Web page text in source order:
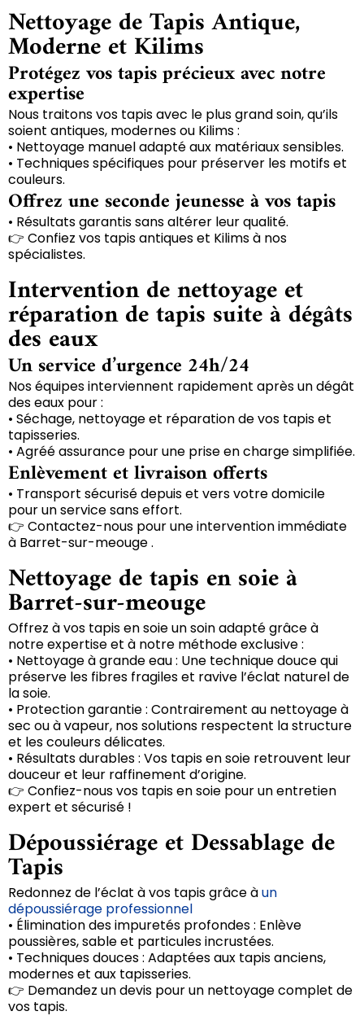
Nettoyage de Tapis Antique,
Moderne et Kilims
Protégez vos tapis précieux avec notre
expertise
Nous traitons vos tapis avec le plus grand soin, qu’ils
soient antiques, modernes ou Kilims :
• Nettoyage manuel adapté aux matériaux sensibles.
• Techniques spécifiques pour préserver les motifs et
couleurs.
Offrez une seconde jeunesse à vos tapis
• Résultats garantis sans altérer leur qualité.
👉 Confiez vos tapis antiques et Kilims à nos
spécialistes.
Intervention de nettoyage et
réparation de tapis suite à dégâts
des eaux
Un service d’urgence 24h/24
Nos équipes interviennent rapidement après un dégât
des eaux pour :
• Séchage, nettoyage et réparation de vos tapis et
tapisseries.
• Agréé assurance pour une prise en charge simplifiée.
Enlèvement et livraison offerts
• Transport sécurisé depuis et vers votre domicile
pour un service sans effort.
👉 Contactez-nous pour une intervention immédiate
à Barret-sur-meouge .
Nettoyage de tapis en soie à
Barret-sur-meouge
Offrez à vos tapis en soie un soin adapté grâce à
notre expertise et à notre méthode exclusive :
• Nettoyage à grande eau : Une technique douce qui
préserve les fibres fragiles et ravive l’éclat naturel de
la soie.
• Protection garantie : Contrairement au nettoyage à
sec ou à vapeur, nos solutions respectent la structure
et les couleurs délicates.
• Résultats durables : Vos tapis en soie retrouvent leur
douceur et leur raffinement d’origine.
👉 Confiez-nous vos tapis en soie pour un entretien
expert et sécurisé !
Dépoussiérage et Dessablage de
Tapis
Redonnez de l’éclat à vos tapis grâce àun
dépoussiérage professionnel
• Élimination des impuretés profondes : Enlève
poussières, sable et particules incrustées.
• Techniques douces : Adaptées aux tapis anciens,
modernes et aux tapisseries.
👉 Demandez un devis pour un nettoyage complet de
vos tapis.